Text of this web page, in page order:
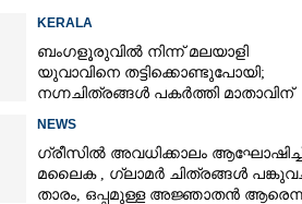
KERALA
ബംഗളൂരുവിൽ നിന്ന് മലയാളി
യുവാവിനെ തട്ടിക്കൊണ്ടുപോയി;
നഗ്നചിത്രങ്ങൾ പകർത്തി മാതാവിന്
NEWS
ഗ്രീസിൽ അവധിക്കാലം ആഘോഷിച്ച്
മലൈക ,​ ഗ്ലാമർ ചിത്രങ്ങൾ
താരം,​ ഒപ്പമുള്ള അജ്ഞാതൻ